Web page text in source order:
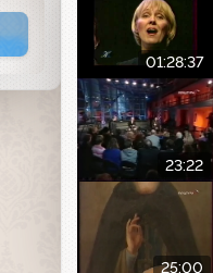
01:28:37
23:22
25:00